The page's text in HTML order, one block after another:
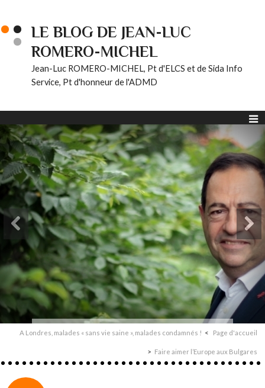
LE BLOG DE JEAN-LUC
ROMERO-MICHEL
Jean-Luc ROMERO-MICHEL, Pt d'ELCS et de Sida Info
Service, Pt d'honneur de l'ADMD
A Londres, malades « sans vie saine », malades condamnés ! Page d'accueil
Faire aimer l’Europe aux Bulgares